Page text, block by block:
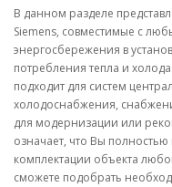
В данном разделе
Siemens, совместимые с
энергосбережения в
потребления тепла и
подходит для систем
холодоснабжения,
для модернизации или
означает, что Вы
комплектации объекта
сможете подобрать